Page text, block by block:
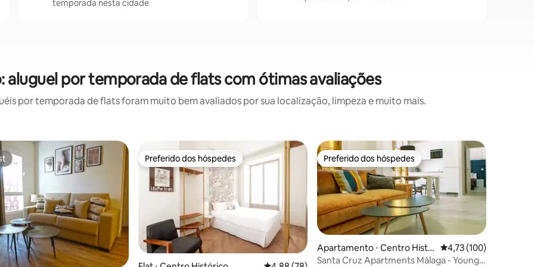
temporada nesta cidade
aluguel por temporada de flats com ótimas avaliações
por temporada de flats foram muito bem avaliados por sua localização, limpeza e muito mais.
Preferido dos hóspedes
Preferido dos hóspedes Preferido dos hóspedes
Preferido dos hóspedes
Apartamento ⋅ Centro Histó
rico
4,73 de uma avaliação
4,73 (100)
Santa Cruz Apartments Málaga - Young